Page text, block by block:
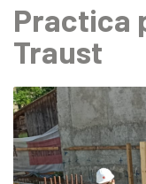
Practica
Traust